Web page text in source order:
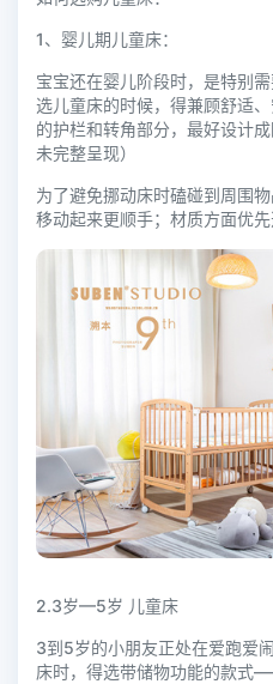
1、婴儿期儿童床：
宝宝还在婴儿阶段时，是特别
选儿童床的时候，得兼顾舒适
的护栏和转角部分，最好设计
未完整呈现）
为了避免挪动床时磕碰到周围
移动起来更顺手；材质方面优
2.3岁—5岁 儿童床
3到5岁的小朋友正处在爱跑爱
床时，得选带储物功能的款式